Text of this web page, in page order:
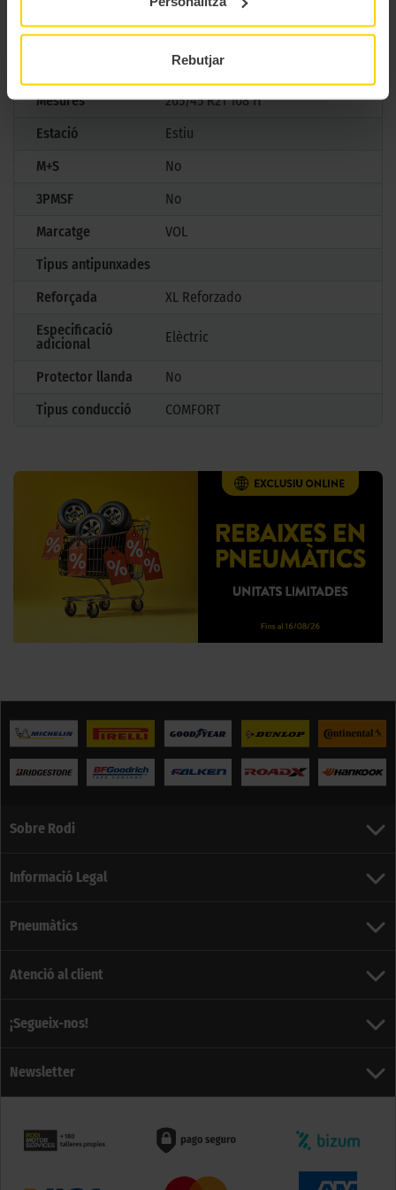
Rebutjar
Marca
Pirelli
SCORPION
Mesures
265/45 R21 108 H
Estació
Estiu
M+S
No
3PMSF
No
Marcatge
VOL
Tipus antipunxades
Reforçada
XL Reforzado
Especificació
adicional
Elèctric
Protector llanda
No
Tipus conducció
COMFORT
Sobre Rodi
Informació Legal
Pneumàtics
Atenció al client
¡Segueix-nos!
Newsletter